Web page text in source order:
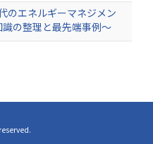
のエネルギーマネジメン
識の整理と最先端事例～